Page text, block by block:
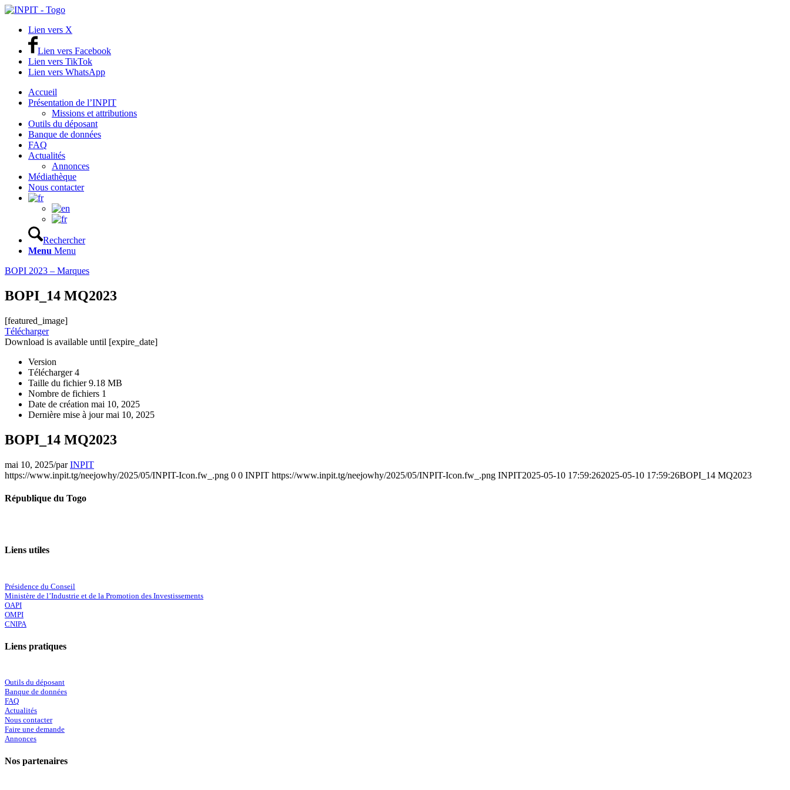
Lien vers X
Lien vers Facebook
Lien vers TikTok
Lien vers WhatsApp
Accueil
Présentation de l’INPIT
Missions et attributions
Outils du déposant
Banque de données
FAQ
Actualités
Annonces
Médiathèque
Nous contacter
Rechercher
Menu Menu
BOPI 2023 – Marques
BOPI_14 MQ2023
[featured_image]
Télécharger
Download is available until [expire_date]
Version
Télécharger4
Taille du fichier9.18 MB
Nombre de fichiers 1
Date de création mai 10, 2025
Dernière mise à jourmai 10, 2025
BOPI_14 MQ2023
mai 10, 2025/parINPIT
https://www.inpit.tg/neejowhy/2025/05/INPIT-Icon.fw_.png 0 0 INPIT https://www.inpit.tg/neejowhy/2025/05/INPIT-Icon.fw_.png INPIT2025-05-10 17:59:262025-05-10 17:59:26BOPI_14 MQ2023
République du Togo
Liens utiles
Présidence du Conseil
Ministère de l’Industrie et de la Promotion des Investissements
OAPI
OMPI
CNIPA
Liens pratiques
Outils du déposant
Banque de données
FAQ
Actualités
Nous contacter
Faire une demande
Annonces
Nos partenaires